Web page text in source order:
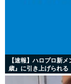
【速報】ハロプロ新
歳』に引き上げられる